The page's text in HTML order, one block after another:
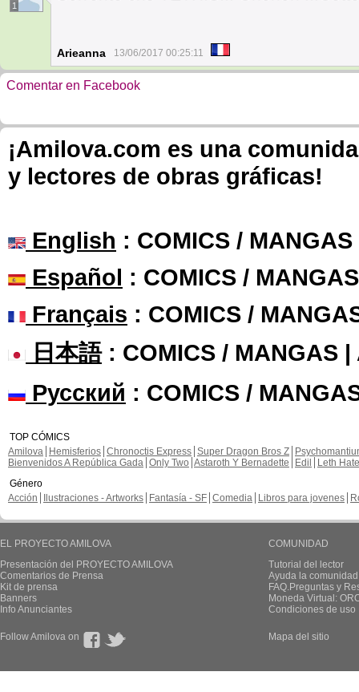
1
Arieanna 13/06/2017 00:25:11
Comentar en Facebook
¡Amilova.com es una
y lectores de obras gráficas!
English : COMICS /
Español : COMICS /
Français : COMICS /
日本語: COMICS / MANGAS |
Русский : COMICS /
TOP CÓMICS
Amilova
Hemisferios Chronoctis Express Super Dragon Bros Z
Bienvenidos A República Gada Only Two Astaroth Y Bernadette Edil
Leth Hate
Género
Acción
Ilustraciones - Artworks Fantasía - SF Comedia Libros para jovenes
EL PROYECTO AMILOVA
Presentación del PROYECTO AMILOVA
Comentarios de Prensa
Kit de prensa
Banners
Info Anunciantes
COMUNIDAD
Tutorial del lector
Ayuda la
FAQ.Preguntas y
Moneda Virtual:
Condiciones de uso
Follow Amilova on Mapa del sitio